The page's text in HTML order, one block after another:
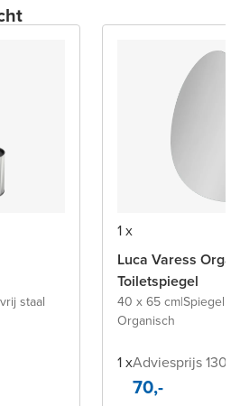
staal
1 x
Luca Varess
Toiletspiegel
40 x 65 cm|Spiegel
Organisch
1 xAdviesprijs 130,-
70,-